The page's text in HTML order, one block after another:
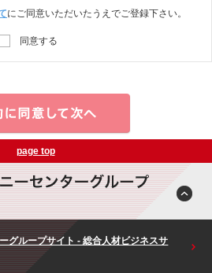
にご同意いただいたうえでご登録下さい。
同意する
page top
グループサイト - 総合人材ビジネスサ